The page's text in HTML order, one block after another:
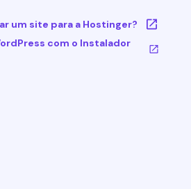
um site para a Hostinger?
com o Instalador